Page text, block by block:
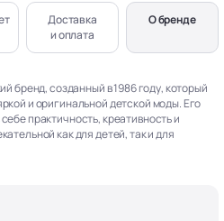
Доставка
и оплата
О бренде
бренд, созданный в 1986 году, который
и оригинальной детской моды. Его
практичность, креативность и
как для детей, так и для